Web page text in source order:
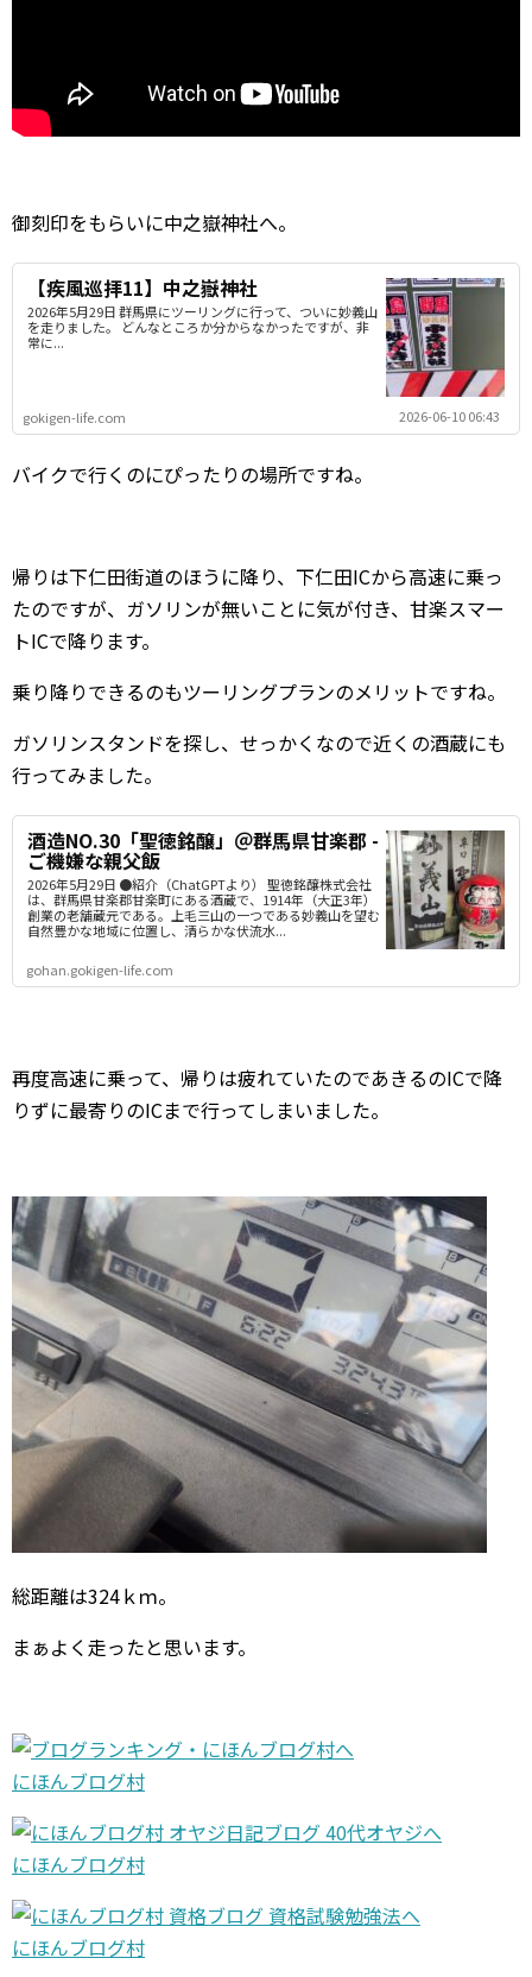
御刻印をもらいに中之嶽神社へ。
【疾風巡拝11】中之嶽神社
2026年5月29日 群馬県にツーリングに行って、ついに妙義山
を走りました。 どんなところか分からなかったですが、非
常に...
gokigen-life.com 2026-06-10 06:43
バイクで行くのにぴったりの場所ですね。
帰りは下仁田街道のほうに降り、下仁田ICから高速に乗っ
たのですが、ガソリンが無いことに気が付き、甘楽スマー
トICで降ります。
乗り降りできるのもツーリングプランのメリットですね。
ガソリンスタンドを探し、せっかくなので近くの酒蔵にも
行ってみました。
酒造NO.30「聖徳銘醸」＠群馬県甘楽郡 -
ご機嫌な親父飯
2026年5月29日 ●紹介（ChatGPTより） 聖徳銘醸株式会社
は、群馬県甘楽郡甘楽町にある酒蔵で、1914年（大正3年）
創業の老舗蔵元である。上毛三山の一つである妙義山を望む
自然豊かな地域に位置し、清らかな伏流水...
gohan.gokigen-life.com
再度高速に乗って、帰りは疲れていたのであきるのICで降
りずに最寄りのICまで行ってしまいました。
総距離は324ｋｍ。
まぁよく走ったと思います。
にほんブログ村
にほんブログ村
にほんブログ村